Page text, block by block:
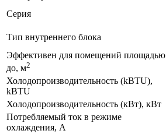
Серия
Тип внутреннего блока
Эффективен для помещений площадью
до, м2
Холодопроизводительность (kBTU),
kBTU
Холодопроизводительность (кВт), кВт
Потребляемый ток в режиме
охлаждения, А